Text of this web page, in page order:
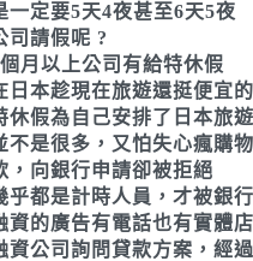
一定要5天4夜甚至6天5夜
司請假呢 ?
月以上公司有給特休假
日本趁現在旅遊還挺便宜的
休假為自己安排了日本旅
不是很多，又怕失心瘋購
，向銀行申請卻被拒絕
乎都是計時人員，才被銀
資的廣告有電話也有實體
資公司詢問貸款方案，經